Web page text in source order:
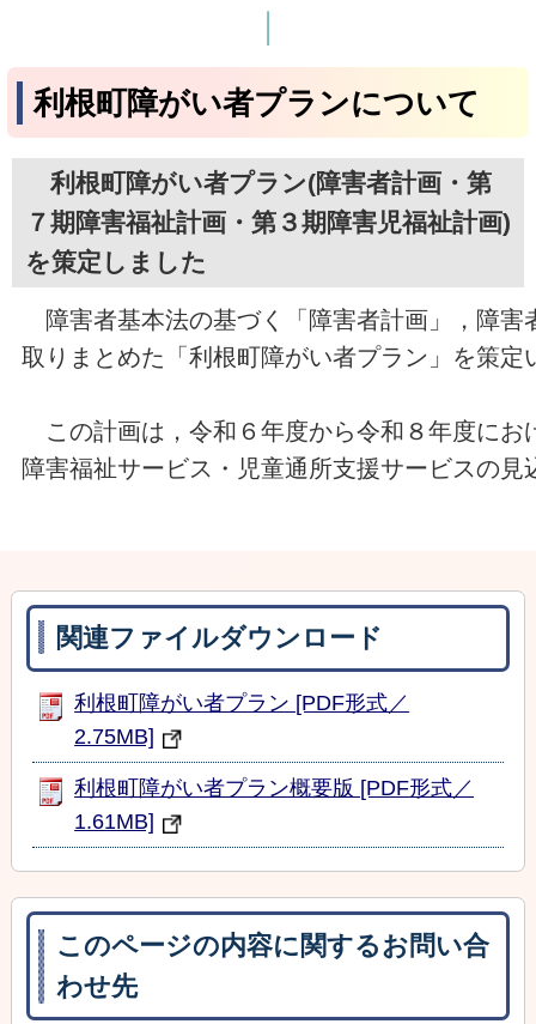
利根町障がい者プランについて
利根町障がい者プラン(障害者計画・第
７期障害福祉計画・第３期障害児福祉計画)
を策定しました
障害者基本法の基づく「障害者計画」，障害
取りまとめた「利根町障がい者プラン」を策
この計画は，令和６年度から令和８年度にお
障害福祉サービス・児童通所支援サービスの
関連ファイルダウンロード
利根町障がい者プラン [PDF形式／
2.75MB]
利根町障がい者プラン概要版 [PDF形式／
1.61MB]
このページの内容に関するお問い合
わせ先